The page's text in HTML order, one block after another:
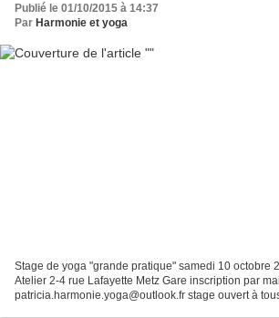
Publié le 01/10/2015 à 14:37
Par Harmonie et yoga
Stage de yoga "grande pratique" samedi 10 octobre
Atelier 2-4 rue Lafayette Metz Gare inscription par
patricia.harmonie.yoga@outlook.fr stage ouvert à